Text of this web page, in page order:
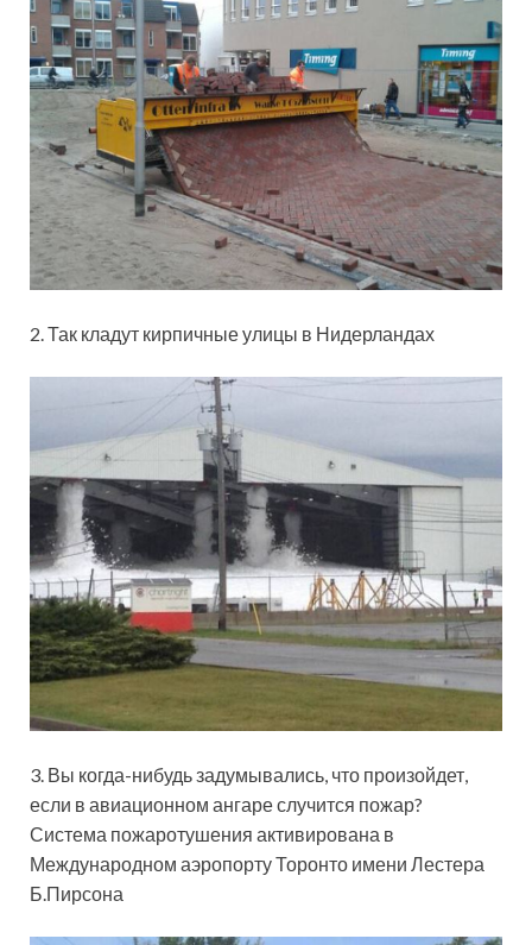
2. Так кладут кирпичные улицы в Нидерландах
3. Вы когда-нибудь задумывались, что произойдет,
если в авиационном ангаре случится пожар?
Система пожаротушения активирована в
Международном аэропорту Торонто имени Лестера
Б.Пирсона